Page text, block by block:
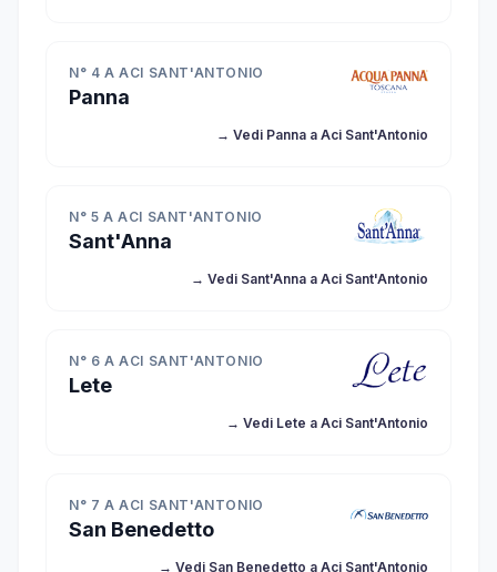
N° 4 A ACI SANT'ANTONIO
Panna
→ Vedi Panna a Aci Sant'Antonio
N° 5 A ACI SANT'ANTONIO
Sant'Anna
→ Vedi Sant'Anna a Aci Sant'Antonio
N° 6 A ACI SANT'ANTONIO
Lete
→ Vedi Lete a Aci Sant'Antonio
N° 7 A ACI SANT'ANTONIO
San Benedetto
→ Vedi San Benedetto a Aci Sant'Antonio